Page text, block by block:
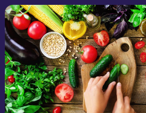
12 ชนิดผักห้ามกินดิบ อันตรายถึงตายได้เลย